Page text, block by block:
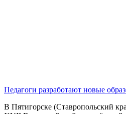
Педагоги разработают новые
В Пятигорске (Ставропольский